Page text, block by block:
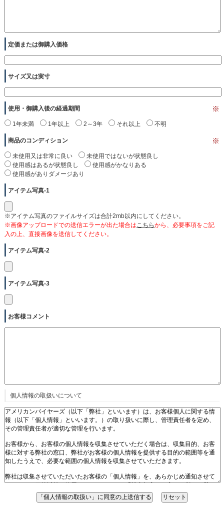
定価または御購入価格
サイズ又は実寸
使用・御購入後の経過期間 ※
1年未満 1年以上 2～3年 それ以上 不明
商品のコンディション ※
未使用又は非常に良い
未使用ではないが状態良し
使用感はあるが状態良し
使用感がかなりある
使用感がありダメージあり
アイテム写真-1
※アイテム写真のファイルサイズは合計2mb以内にしてください。
※画像アップロードでの送信エラーが出た場合は こちらから、必要事項をご記
入の上、直接画像を送信してください。
アイテム写真-2
アイテム写真-3
お客様コメント
個人情報の取扱いについて